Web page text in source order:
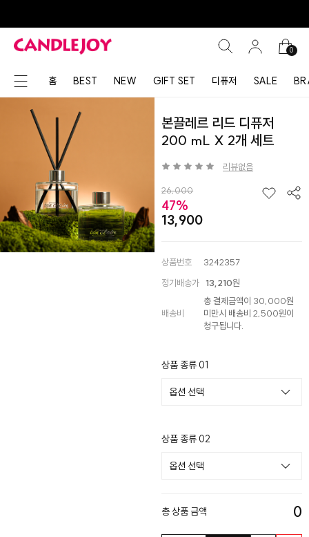
0
홈 BEST NEW GIFT SET 디퓨저 SALE
본끌레르 리드 디퓨저
200 mL X 2개 세트
리뷰없음
26,000
47%
13,900
상품번호
3242357
정기배송가 13,210원
배송비
총 결제금액이 30,000원
미만시 배송비 2,500원이
청구됩니다.
상품 종류 01
상품 종류 02
총 상품 금액 0